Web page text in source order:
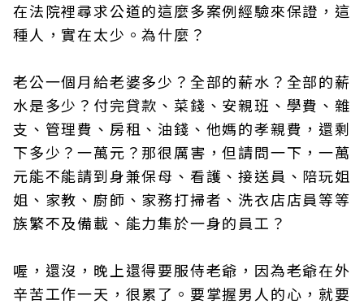
在法院裡尋求公道的這麼多案例經驗來保證，這
種人，實在太少。為什麼？
老公一個月給老婆多少？全部的薪水？全部的薪
水是多少？付完貸款、菜錢、安親班、學費、雜
支、管理費、房租、油錢、他媽的孝親費，還剩
下多少？一萬元？那很厲害，但請問一下，一萬
元能不能請到身兼保母、看護、接送員、陪玩姐
姐、家教、廚師、家務打掃者、洗衣店店員等等
族繁不及備載、能力集於一身的員工？
喔，還沒，晚上還得要服侍老爺，因為老爺在外
辛苦工作一天，很累了。要掌握男人的心，就要